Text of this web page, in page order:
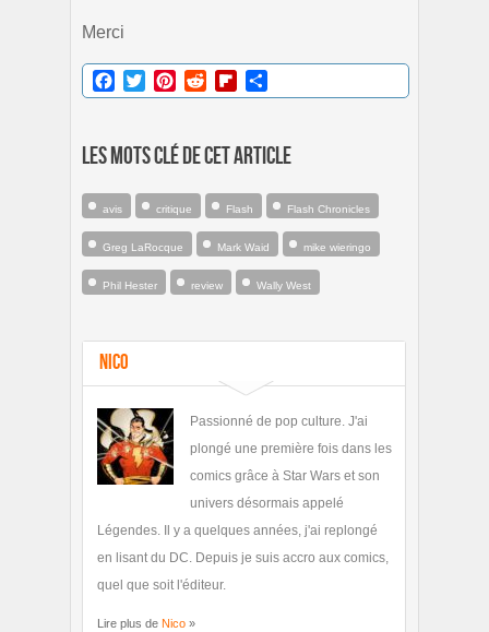
Merci
Facebook
TwitterPinterestRedditFlipboard
Les mots clé de cet article
avis critique Flash Flash Chronicles
Greg LaRocque Mark Waid mike wieringo
Phil Hester review Wally West
Nico
Passionné de pop culture. J'ai
plongé une première fois dans les
comics grâce à Star Wars et son
univers désormais appelé
Légendes. Il y a quelques années, j'ai replongé
en lisant du DC. Depuis je suis accro aux comics,
quel que soit l'éditeur.
Lire plus de Nico »